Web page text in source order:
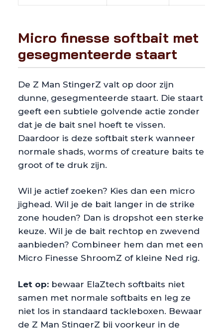
Micro finesse softbait met
gesegmenteerde staart
De Z Man StingerZ valt op door zijn
dunne, gesegmenteerde staart. Die staart
geeft een subtiele golvende actie zonder
dat je de bait snel hoeft te vissen.
Daardoor is deze softbait sterk wanneer
normale shads, worms of creature baits te
groot of te druk zijn.
Wil je actief zoeken? Kies dan een micro
jighead. Wil je de bait langer in de strike
zone houden? Dan is dropshot een sterke
keuze. Wil je de bait rechtop en zwevend
aanbieden? Combineer hem dan met een
Micro Finesse ShroomZ of kleine Ned rig.
Let op: bewaar ElaZtech softbaits niet
samen met normale softbaits en leg ze
niet los in standaard tackleboxen. Bewaar
de Z Man StingerZ bij voorkeur in de